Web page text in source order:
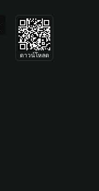
ดาวน์โหลด